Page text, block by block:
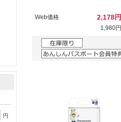
円
Web価格 2,178円
1,980円